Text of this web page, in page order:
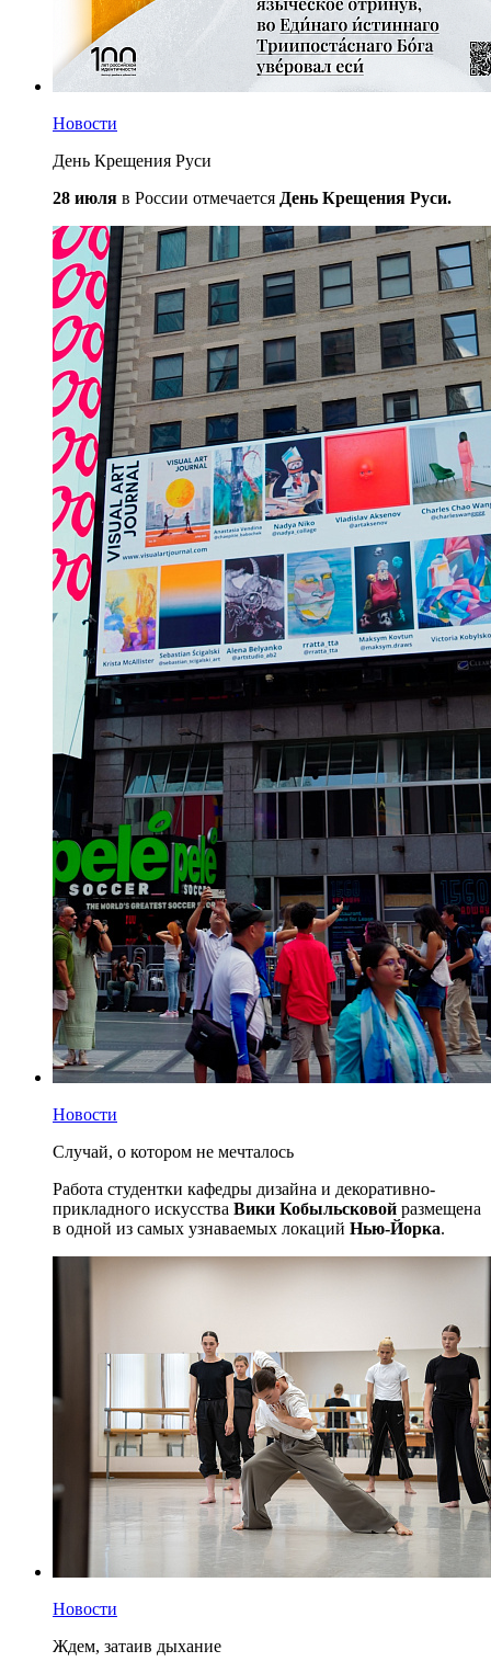
Новости
День Крещения Руси
28 июля в России отмечается День Крещения Руси.
Новости
Случай, о котором не мечталось
Работа студентки кафедры дизайна и декоративно-
прикладного искусства Вики Кобыльсковой размещена
в одной из самых узнаваемых локаций Нью-Йорка.
Новости
Ждем, затаив дыхание